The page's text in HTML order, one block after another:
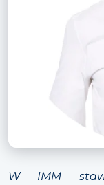
W IMM